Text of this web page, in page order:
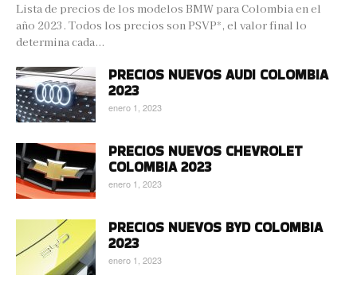
Lista de precios de los modelos BMW para Colombia en el
año 2023. Todos los precios son PSVP*, el valor final lo
determina cada...
PRECIOS NUEVOS AUDI COLOMBIA
2023
enero 1, 2023
PRECIOS NUEVOS CHEVROLET
COLOMBIA 2023
enero 1, 2023
PRECIOS NUEVOS BYD COLOMBIA
2023
enero 1, 2023